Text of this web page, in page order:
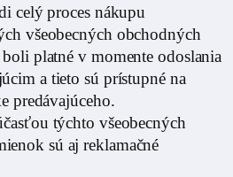
celý proces nákupu
všeobecných obchodných
platné v momente odoslania
a tieto sú prístupné na
predávajúceho.
týchto všeobecných
sú aj reklamačné